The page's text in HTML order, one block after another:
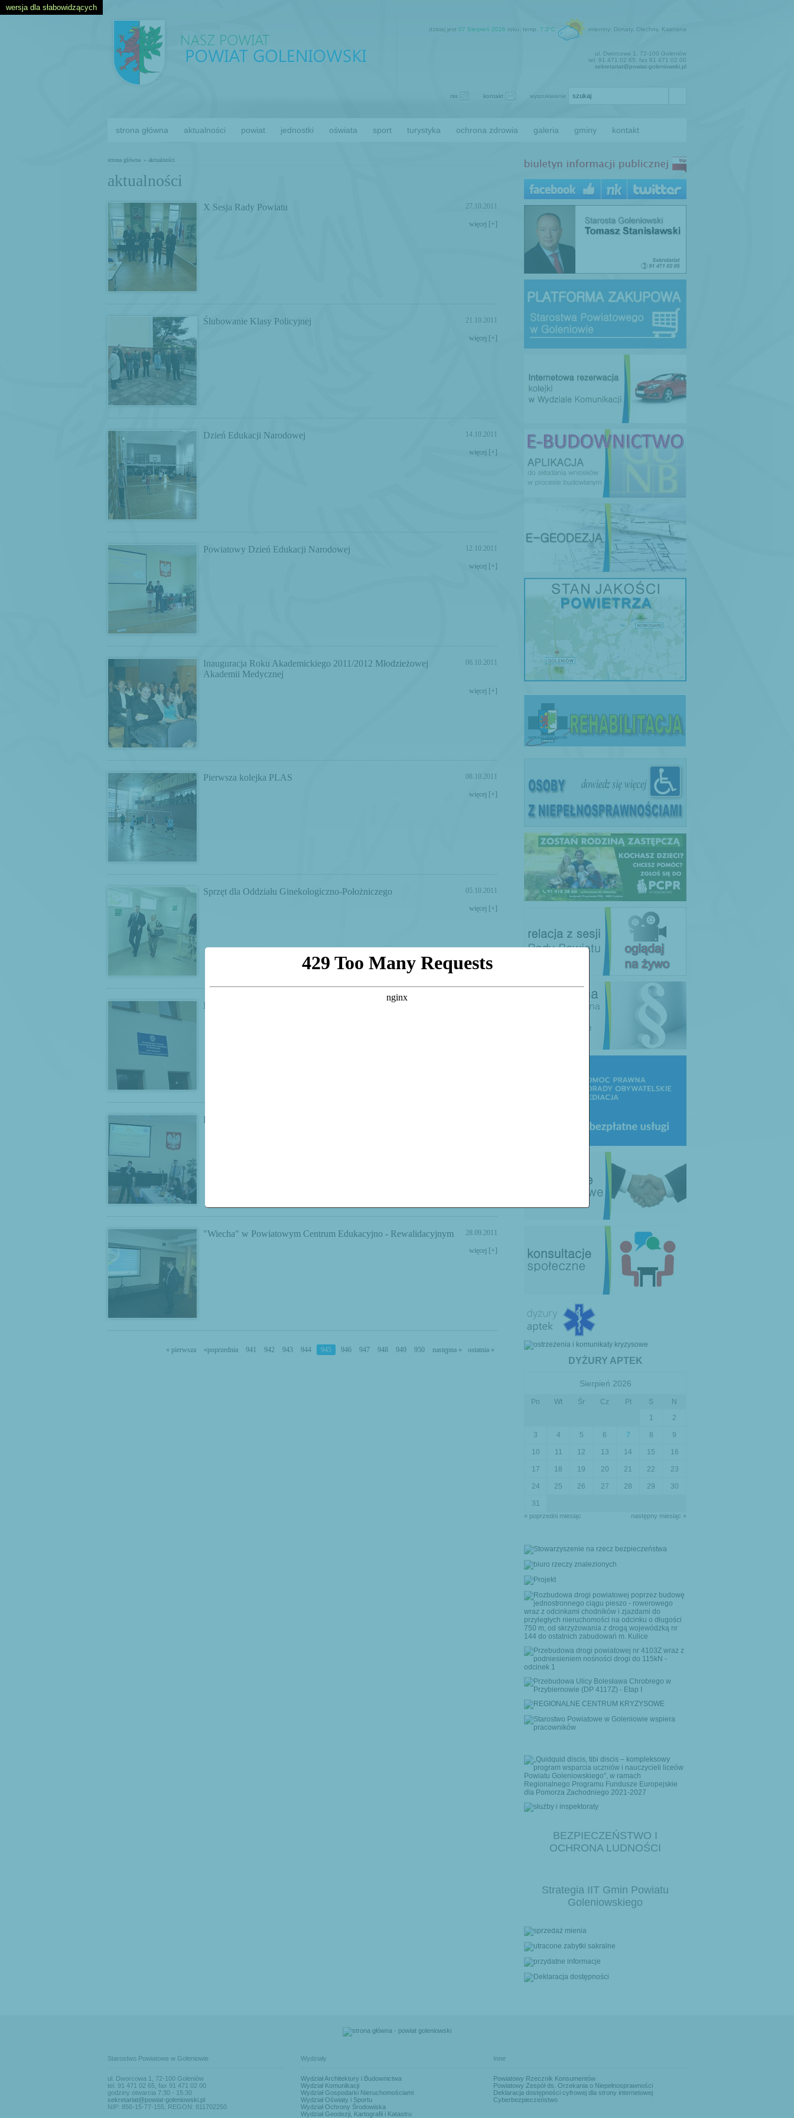
wersja dla słabowidzących
dzisiaj jest 07 Sierpień 2026 roku, temp. 7.3°C imieniny: Donaty, Olechny, Kajetana
ul. Dworcowa 1, 72-100 Goleniów
tel. 91 471 02 65, fax 91 471 02 00
sekretariat@powiat-goleniowski.pl
rss kontakt wyszukiwanie
strona główna aktualności powiat jednostki oświata sport turystyka ochrona zdrowia galeria gminy kontakt
strona główna » aktualności
aktualności
27.10.2011
X Sesja Rady Powiatu
więcej [+]
21.10.2011
Ślubowanie Klasy Policyjnej
więcej [+]
14.10.2011
Dzień Edukacji Narodowej
więcej [+]
12.10.2011
Powiatowy Dzień Edukacji Narodowej
więcej [+]
06.10.2011
Inauguracja Roku Akademickiego 2011/2012 Młodzieżowej
Akademii Medycznej
więcej [+]
08.10.2011
Pierwsza kolejka PLAS
więcej [+]
05.10.2011
Sprzęt dla Oddziału Ginekologiczno-Położniczego
więcej [+]
Nowy budynek Pogotowia Ratunkowego
Konferencja na temat Strategii Powiatu Goleniowskiego
28.09.2011
"Wiecha" w Powiatowym Centrum Edukacyjno - Rewalidacyjnym
więcej [+]
« pierwsza «poprzednia 941 942 943 944 945 946 947 948 949 950 następna » ostatnia »
BEZPIECZEŃSTWO I
OCHRONA LUDNOŚCI
Strategia IIT Gmin Powiatu
Goleniowskiego
Starostwo Powiatowe w Goleniowie
ul. Dworcowa 1, 72-100 Goleniów
tel. 91 471 02 65, fax 91 471 02 00
godziny otwarcia 7:30 - 15:30
sekretariat@powiat-goleniowski.pl
NIP: 856-15-77-155, REGON: 811702250
Wydziały
Wydział Architektury i Budownictwa
Wydział Komunikacji
Wydział Gospodarki Nieruchomościami
Wydział Oświaty i Sportu
Wydział Ochrony Środowiska
Wydział Geodezji, Kartografii i Katastru
Inne
Powiatowy Rzecznik Konsumentów
Powiatowy Zespół ds. Orzekania o Niepełnosprawności
Deklaracja dostępności cyfrowej dla strony internetowej
Cyberbezpieczeństwo